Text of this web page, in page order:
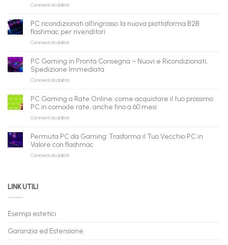
Commenti disabilitatisu
pronto
per
gli
AI:
il
tuo
assistente
può
fare
shopping
qui
PC ricondizionati all’ingrosso: la nuova piattaforma B2B
flashmac per rivenditori
Commenti disabilitatisu
ricondizionati
all’ingrosso:
la
nuova
B2B
flashmac
per
rivenditori
PC Gaming in Pronta Consegna – Nuovi e Ricondizionati,
Spedizione Immediata
Commenti disabilitatisu
Gaming
in
Pronta
Consegna
Nuovi
Ricondizionati,
Spedizione
PC Gaming a Rate Online: come acquistare il tuo prossimo
PC in comode rate, anche fino a 60 mesi
Commenti disabilitatisu
Gaming
a
Rate
Online:
anche
Permuta PC da Gaming: Trasforma il Tuo Vecchio PC in
Valore con flashmac
Commenti disabilitatisu
in
LINK UTILI
Esempi estetici
Garanzia ed Estensione